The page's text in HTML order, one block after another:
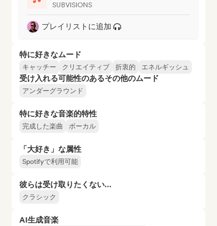
SUBVISIONS
プレイリストに追加
特に好きなムード
キャッチー クリエイティブ 折衷的 エネルギッシュ
受け入れる可能性のあるその他のムード
アンダーグラウンド
特に好きな音楽的特性
完成した楽曲 ボーカル
「大好き」な属性
Spotifyで利用可能
彼らは受け取りたくない…
クラシック
AI生成音楽